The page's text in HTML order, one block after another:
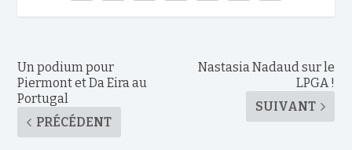
Un podium pour
Piermont et Da Eira au
Portugal
PRÉCÉDENT
Nastasia Nadaud sur le
LPGA !
SUIVANT